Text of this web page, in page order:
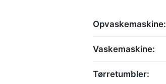
Opvaskemaskine:
Vaskemaskine:
Tørretumbler: